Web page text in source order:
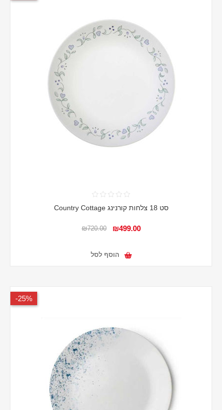
סט 18 צלחות קורנינג Country Cottage
₪499.00
₪720.00
הוסף לסל
25%-